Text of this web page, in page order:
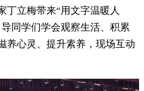
丁立梅带来“用文字温暖人
同学们学会观察生活、积累
养心灵、提升素养，现场互动